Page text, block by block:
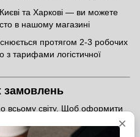
та Харкові — ви можете
в нашому магазині
протягом 2-3 робочих
з тарифами логістичної
замовлень
всьому світу. Щоб оформити
будь ласка, у коментарях
з вами та надасть